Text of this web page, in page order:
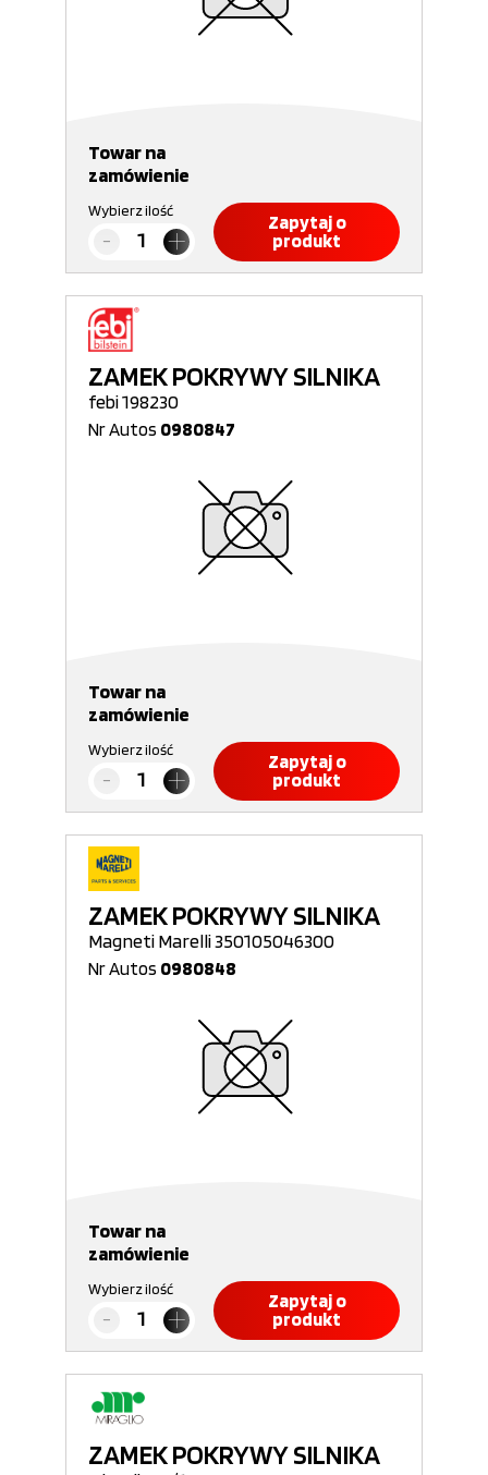
Towar na
zamówienie
Wybierz ilość
Zapytaj o
produkt
ZAMEK POKRYWY SILNIKA
febi 198230
Nr Autos 0980847
Towar na
zamówienie
Wybierz ilość
Zapytaj o
produkt
ZAMEK POKRYWY SILNIKA
Magneti Marelli 350105046300
Nr Autos 0980848
Towar na
zamówienie
Wybierz ilość
Zapytaj o
produkt
ZAMEK POKRYWY SILNIKA